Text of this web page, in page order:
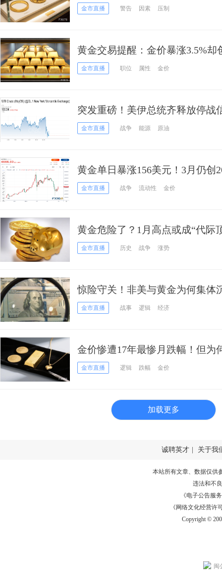
金市直播 警告 因素 压制
黄金交易提醒：金价暴涨3.5%却
战火缓和or通胀加息双杀，多头
金市直播 职位 属性 金价
突发重磅！美伊总统齐释放停战
原油急跌6%、黄金涨破4650
金市直播 战争 能源 原油
黄金单日暴涨156美元！3月仍创
糟时刻过去了吗？
金市直播 战争 流动性 金价
黄金危险了？1月高点或成“代际
年一幕
金市直播 历史 战争 涨势
惊险守关！非美与黄金为何集体
刺”
金市直播 战事 逻辑 经济
金价惨遭17年最惨月跌幅！但为
金市直播 逻辑 跌幅 金价
加载更多
诚聘英才 关于我
本站所有文章、数据仅供
违法和不
《电子公告服务
《网络文化经营许
Copyright ©
闽